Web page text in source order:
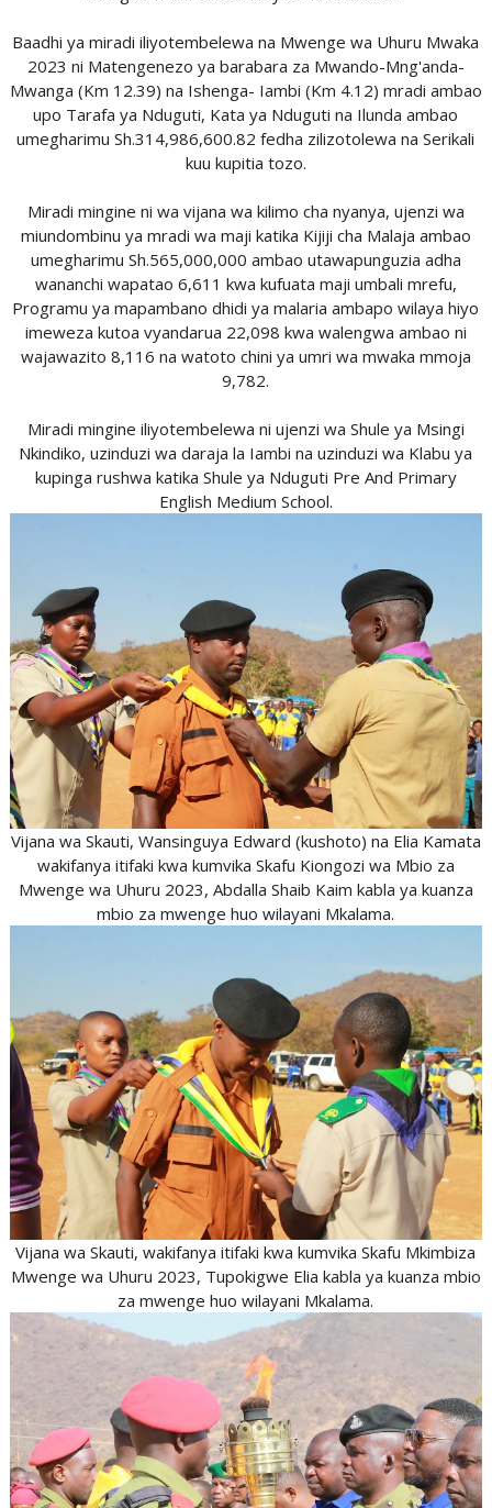
Baadhi ya miradi iliyotembelewa na Mwenge wa Uhuru Mwaka
2023 ni Matengenezo ya barabara za Mwando-Mng'anda-
Mwanga (Km 12.39) na Ishenga- Iambi (Km 4.12) mradi ambao
upo Tarafa ya Nduguti, Kata ya Nduguti na Ilunda ambao
umegharimu Sh.314,986,600.82 fedha zilizotolewa na Serikali
kuu kupitia tozo.
Miradi mingine ni wa vijana wa kilimo cha nyanya, ujenzi wa
miundombinu ya mradi wa maji katika Kijiji cha Malaja ambao
umegharimu Sh.565,000,000 ambao utawapunguzia adha
wananchi wapatao 6,611 kwa kufuata maji umbali mrefu,
Programu ya mapambano dhidi ya malaria ambapo wilaya hiyo
imeweza kutoa vyandarua 22,098 kwa walengwa ambao ni
wajawazito 8,116 na watoto chini ya umri wa mwaka mmoja
9,782.
Miradi mingine iliyotembelewa ni ujenzi wa Shule ya Msingi
Nkindiko, uzinduzi wa daraja la Iambi na uzinduzi wa Klabu ya
kupinga rushwa katika Shule ya Nduguti Pre And Primary
English Medium School.
Vijana wa Skauti, Wansinguya Edward (kushoto) na Elia Kamata
wakifanya itifaki kwa kumvika Skafu Kiongozi wa Mbio za
Mwenge wa Uhuru 2023, Abdalla Shaib Kaim kabla ya kuanza
mbio za mwenge huo wilayani Mkalama.
Vijana wa Skauti, wakifanya itifaki kwa kumvika Skafu Mkimbiza
Mwenge wa Uhuru 2023, Tupokigwe Elia kabla ya kuanza mbio
za mwenge huo wilayani Mkalama.